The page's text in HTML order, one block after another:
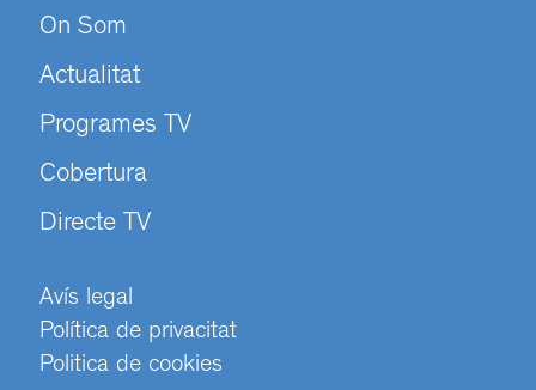
On Som
Actualitat
Programes TV
Cobertura
Directe TV
Avís legal
Política de privacitat
Politica de cookies